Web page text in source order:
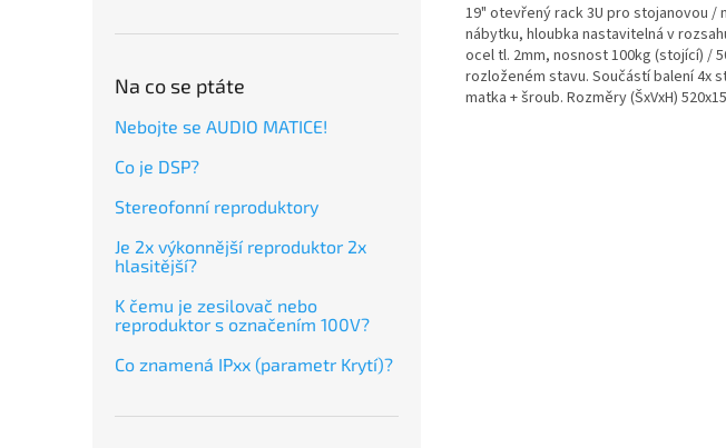
Na co se ptáte
Nebojte se AUDIO MATICE!
Co je DSP?
Stereofonní reproduktory
Je 2x výkonnější reproduktor 2x
hlasitější?
K čemu je zesilovač nebo
reproduktor s označením 100V?
Co znamená IPxx (parametr Krytí)?
19" otevřený rack 3U pro stojanovou
nábytku, hloubka nastavitelná v
ocel tl. 2mm, nosnost 100kg (stojící) /
rozloženém stavu. Součástí balení 4x
matka + šroub. Rozměry (ŠxVxH)